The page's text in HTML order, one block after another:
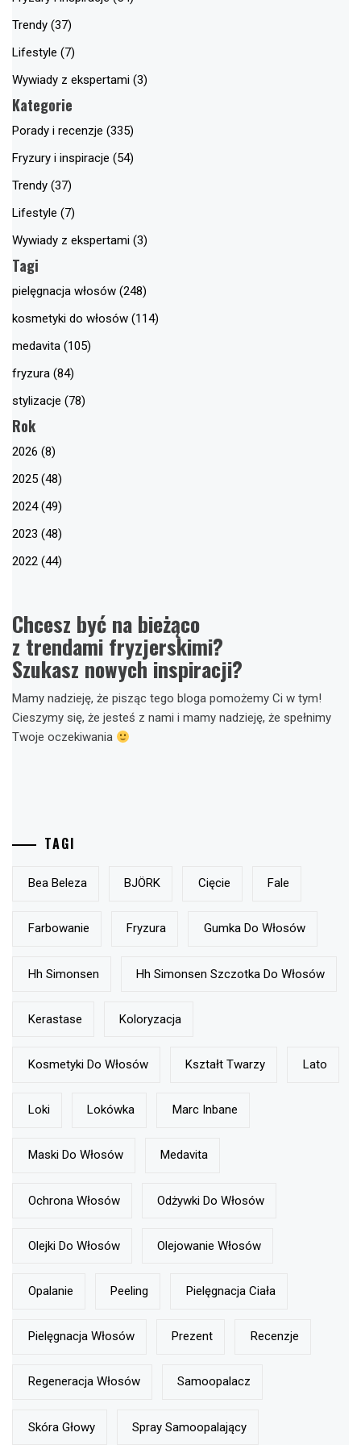
Trendy (37)
Lifestyle (7)
Wywiady z ekspertami (3)
Kategorie
Porady i recenzje (335)
Fryzury i inspiracje (54)
Trendy (37)
Lifestyle (7)
Wywiady z ekspertami (3)
Tagi
pielęgnacja włosów (248)
kosmetyki do włosów (114)
medavita (105)
fryzura (84)
stylizacje (78)
Rok
2026 (8)
2025 (48)
2024 (49)
2023 (48)
2022 (44)
Chcesz być na bieżąco
z trendami fryzjerskimi?
Szukasz nowych inspiracji?
Mamy nadzieję, że pisząc tego bloga pomożemy Ci w tym!
Cieszymy się, że jesteś z nami i mamy nadzieję, że spełnimy
Twoje oczekiwania
TAGI
Bea Beleza BJÖRK Cięcie Fale
Farbowanie Fryzura Gumka Do Włosów
Hh Simonsen Hh Simonsen Szczotka Do Włosów
Kerastase Koloryzacja
Kosmetyki Do Włosów Kształt Twarzy Lato
Loki Lokówka Marc Inbane
Maski Do Włosów Medavita
Ochrona Włosów Odżywki Do Włosów
Olejki Do Włosów Olejowanie Włosów
Opalanie Peeling Pielęgnacja Ciała
Pielęgnacja Włosów Prezent Recenzje
Regeneracja Włosów Samoopalacz
Skóra Głowy Spray Samoopalający